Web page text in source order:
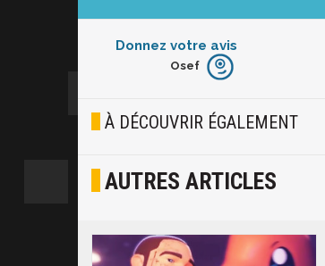
Donnez votre avis
Furieux
Joyeux
Osef
À DÉCOUVRIR ÉGALEMENT
AUTRES ARTICLES